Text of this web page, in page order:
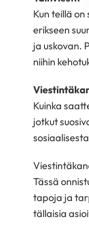
Kun teillä
erikseen
ja uskovan.
niihin
Kuinka
jotkut
Tässä
tapoja ja
tällaisia